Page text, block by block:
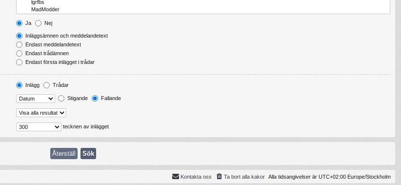
Ja Nej
Inläggsämnen och meddelandetext
Endast meddelandetext
Endast trådämnen
Endast första inlägget i trådar
Inlägg Trådar
Stigande Fallande
tecknen av inlägget
Alla tidsangivelser är UTC+02:00 Europe/Stockholm
Ta bort alla kakor
Kontakta oss